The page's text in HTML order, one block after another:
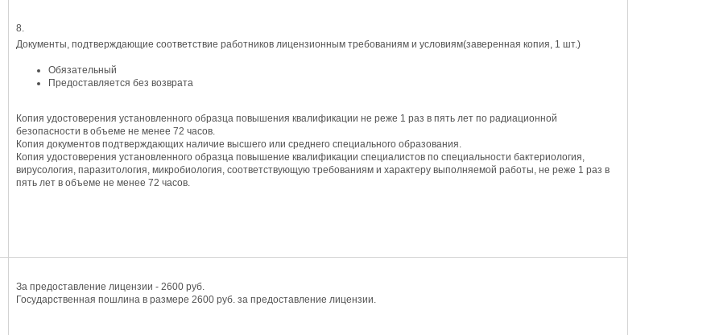
8.
Документы, подтверждающие соответствие работников лицензионным требованиям и условиям(заверенная копия, 1 шт.)
Обязательный
Предоставляется без возврата
Копия удостоверения установленного образца повышения квалификации не реже 1 раз в пять лет по радиационной
безопасности в объеме не менее 72 часов.
Копия документов подтверждающих наличие высшего или среднего специального образования.
Копия удостоверения установленного образца повышение квалификации специалистов по специальности бактериология,
вирусология, паразитология, микробиология, соответствующую требованиям и характеру выполняемой работы, не реже 1 раз в
пять лет в объеме не менее 72 часов.
За предоставление лицензии - 2600 руб.
Государственная пошлина в размере 2600 руб. за предоставление лицензии.